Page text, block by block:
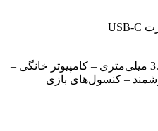
هدست‌های دارای جک 3.5 میلی‌متری – کامپیوتر خانگی –
– کنسول‌های بازی